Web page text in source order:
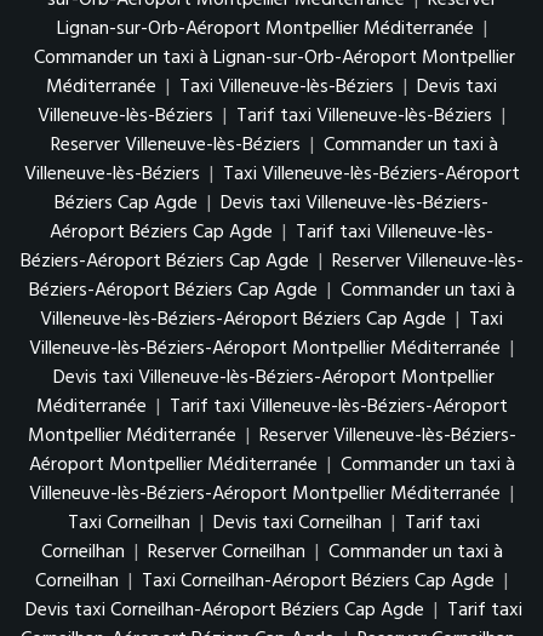
Lignan-sur-Orb-Aéroport Montpellier Méditerranée |
Commander un taxi à Lignan-sur-Orb-Aéroport Montpellier
Méditerranée | Taxi Villeneuve-lès-Béziers | Devis taxi
Villeneuve-lès-Béziers | Tarif taxi Villeneuve-lès-Béziers |
Reserver Villeneuve-lès-Béziers | Commander un taxi à
Villeneuve-lès-Béziers | Taxi Villeneuve-lès-Béziers-Aéroport
Béziers Cap Agde | Devis taxi Villeneuve-lès-Béziers-
Aéroport Béziers Cap Agde | Tarif taxi Villeneuve-lès-
Béziers-Aéroport Béziers Cap Agde | Reserver Villeneuve-lès-
Béziers-Aéroport Béziers Cap Agde | Commander un taxi à
Villeneuve-lès-Béziers-Aéroport Béziers Cap Agde | Taxi
Villeneuve-lès-Béziers-Aéroport Montpellier Méditerranée |
Devis taxi Villeneuve-lès-Béziers-Aéroport Montpellier
Méditerranée | Tarif taxi Villeneuve-lès-Béziers-Aéroport
Montpellier Méditerranée | Reserver Villeneuve-lès-Béziers-
Aéroport Montpellier Méditerranée | Commander un taxi à
Villeneuve-lès-Béziers-Aéroport Montpellier Méditerranée |
Taxi Corneilhan | Devis taxi Corneilhan | Tarif taxi
Corneilhan | Reserver Corneilhan | Commander un taxi à
Corneilhan | Taxi Corneilhan-Aéroport Béziers Cap Agde |
Devis taxi Corneilhan-Aéroport Béziers Cap Agde | Tarif taxi